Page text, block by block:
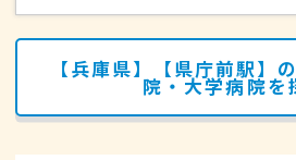
【兵庫県】【県庁前駅】
院・大学病院を